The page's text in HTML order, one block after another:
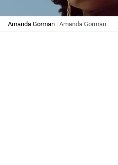
Amanda Gorman | Amanda Gorman